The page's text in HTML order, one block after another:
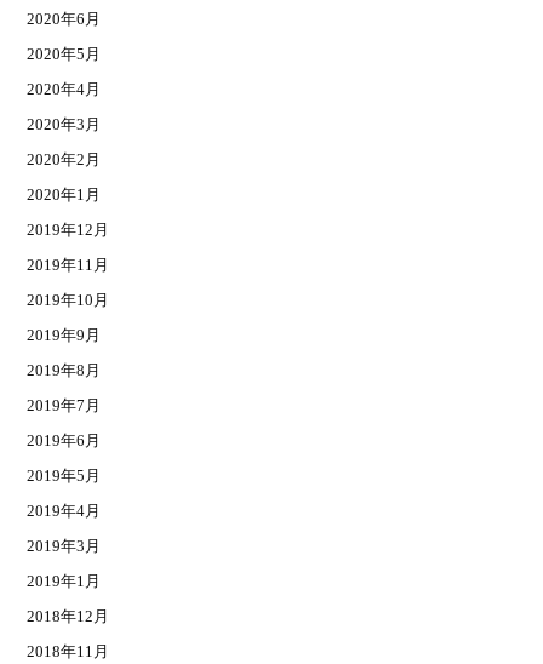
2020年6月
2020年5月
2020年4月
2020年3月
2020年2月
2020年1月
2019年12月
2019年11月
2019年10月
2019年9月
2019年8月
2019年7月
2019年6月
2019年5月
2019年4月
2019年3月
2019年1月
2018年12月
2018年11月